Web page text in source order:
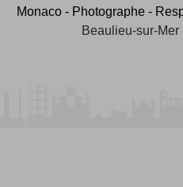
Monaco - Photographe -
Beaulieu-sur-Mer